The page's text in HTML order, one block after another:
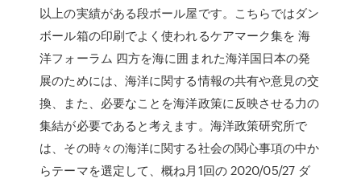
以上の実績がある段ボール屋です。こちらではダン
ボール箱の印刷でよく使われるケアマーク集を 海
洋フォーラム 四方を海に囲まれた海洋国日本の発
展のためには、海洋に関する情報の共有や意見の交
換、また、必要なことを海洋政策に反映させる力の
集結が必要であると考えます。海洋政策研究所で
は、その時々の海洋に関する社会の関心事項の中か
らテーマを選定して、概ね月1回の 2020/05/27 ダ